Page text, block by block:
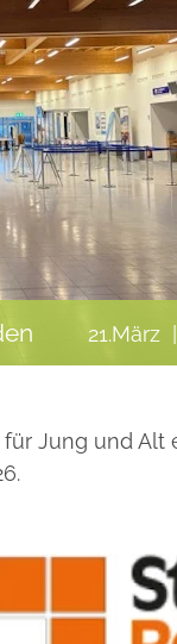
21.März
für Jung und